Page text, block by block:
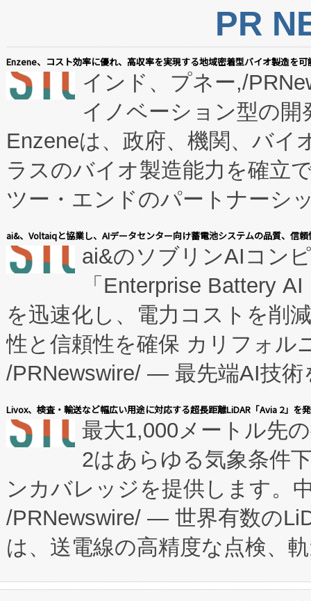
PR
Enzene、コスト効率に優れ、高収率を実現する地域密着型バイオ製造を
インド、プネー,/
イノベーション型の
Enzeneは、政府、機関、バイ
ラスのバイオ製造能力を確立
ツー・エンドのパートナーシ
表しました。 同社の実績ある
manufacturing™ (FCCM™) プ
たNeXは、バイオ医薬品製造
従来のフェッドバッチ施設の
に、患者やサプライチェーン
キー方式で拡張性が高く、持
す。FCCM‑を活用した現地生
患者にとっての費用負担を大
のアクセスを大幅に拡大する
Fully-Connected Continuous
プログラムには、施設設計・
に関する技術移転および知的
構造化トレーニングカリキュ
ai&、Voltaiqと協業し、AIデータセンター向け蓄電池システムの品質、信
ai&のソブリンAIコン
「Enterprise Battery
を迅速化し、電力コストを削
性と信頼性を確保 カリフォル
/PRNewswire/ — 最先端AI技術
会社エーアイ・アンド：本社
President原信平）と、エンタ
ードするVoltaiqは、日本にあ
ーエネルギー貯蔵システム（
た。 Voltaiq独自のAI搭載プラ
定、統合、導入、運用に至る
安全性を追跡し、確保する事
Livox、検査・輸送など幅広い用途に対応する超長距離LiDAR「Avia 2」を
最大1,000メートル先
2はあらゆる気象条件
ンカバレッジを提供します。
/PRNewswire/ — 世界有数の
は、送電線の高精度な点検、
や穀物倉庫におけるバルク材